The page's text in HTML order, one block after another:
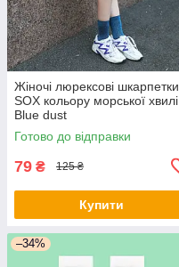
Жіночі люрексові шкарпетки
SOX кольору морської хвилі
Blue dust
Готово до відправки
79 ₴ 125 ₴
Купити
–34%